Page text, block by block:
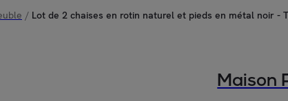
/ Lot de 2 chaises en rotin naturel et pieds en métal noir -
Maison